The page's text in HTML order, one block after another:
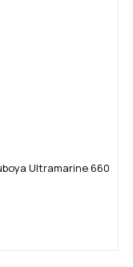
Ultramarine 660